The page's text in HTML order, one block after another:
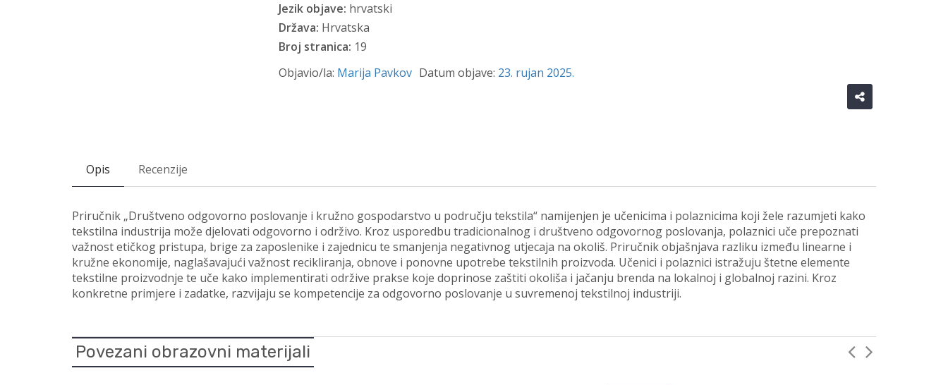
Jezik objave: hrvatski
Država: Hrvatska
Broj stranica: 19
Objavio/la: Marija Pavkov Datum objave: 23. rujan 2025.
Opis Recenzije
Priručnik „Društveno odgovorno poslovanje i kružno gospodarstvo u području tekstila“ namijenjen je učenicima i polaznicima koji žele razumjeti kako
tekstilna industrija može djelovati odgovorno i održivo. Kroz usporedbu tradicionalnog i društveno odgovornog poslovanja, polaznici uče prepoznati
važnost etičkog pristupa, brige za zaposlenike i zajednicu te smanjenja negativnog utjecaja na okoliš. Priručnik objašnjava razliku između linearne i
kružne ekonomije, naglašavajući važnost recikliranja, obnove i ponovne upotrebe tekstilnih proizvoda. Učenici i polaznici istražuju štetne elemente
tekstilne proizvodnje te uče kako implementirati održive prakse koje doprinose zaštiti okoliša i jačanju brenda na lokalnoj i globalnoj razini. Kroz
konkretne primjere i zadatke, razvijaju se kompetencije za odgovorno poslovanje u suvremenoj tekstilnoj industriji.
Povezani obrazovni materijali